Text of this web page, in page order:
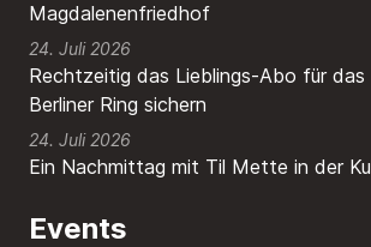
Magdalenenfriedhof
Rechtzeitig das Lieblings-Abo für das
Berliner Ring sichern
24. Juli 2026
Ein Nachmittag mit Til Mette in der
24. Juli 2026
Events